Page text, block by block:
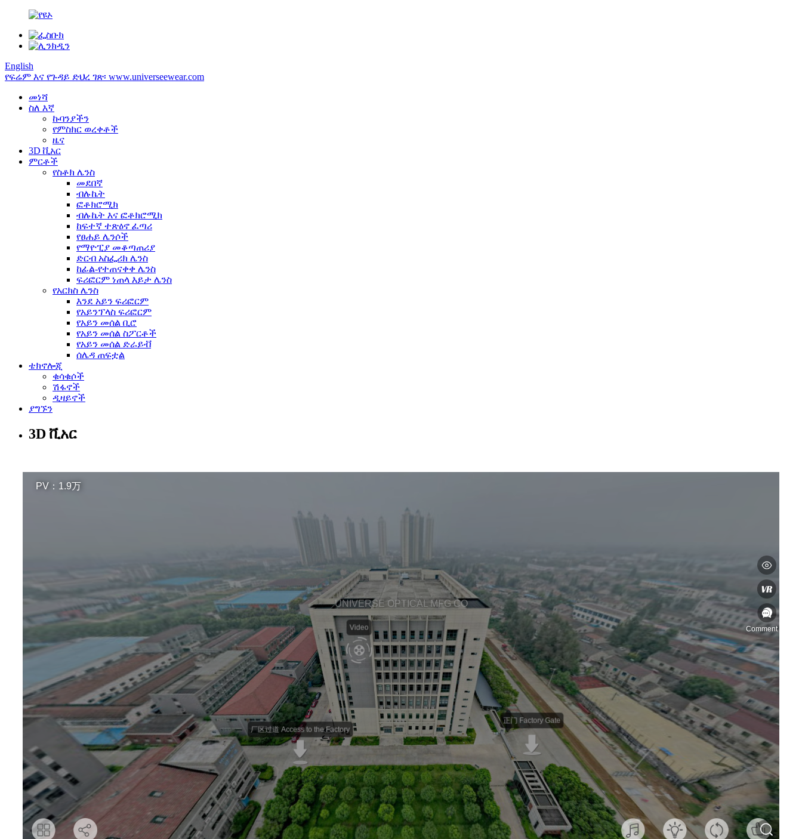
English
የፍሬም እና የጉዳይ ድህረ ገጽ፡ www.universeewear.com
መነሻ
ስለ እኛ
ኩባንያችን
የምስክር ወረቀቶች
ዜና
3D ቪአር
ምርቶች
የስቶክ ሌንስ
መደበኛ
ብሉኬት
ፎቶክሮሚክ
ብሉኬት እና ፎቶክሮሚክ
ከፍተኛ ተጽዕኖ ፈጣሪ
የፀሐይ ሌንሶች
የማዮፒያ መቆጣጠሪያ
ድርብ አስፌሪክ ሌንስ
ከፊል-የተጠናቀቀ ሌንስ
ፍሪፎርም ነጠላ እይታ ሌንስ
የአርክስ ሌንስ
እንደ አይን ፍሪፎርም
የአይንፕላስ ፍሪፎርም
የአይን መሰል ቢሮ
የአይን መሰል ስፖርቶች
የአይን መሰል ድራይቭ
ሰሌዳ ጠፍቷል
ቴክኖሎጂ
ቁሳቁሶች
ሽፋኖች
ዲዛይኖች
ያግኙን
3D ቪአር